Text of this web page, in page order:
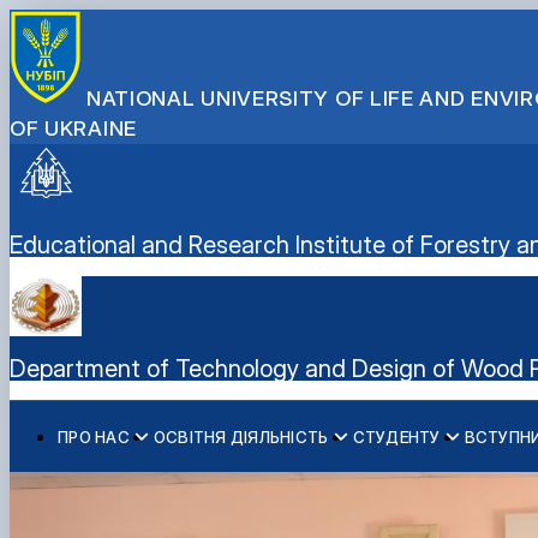
NATIONAL UNIVERSITY OF LIFE AND
OF UKRAINE
Educational and Research Institute of Forestry
Department of Technology and Design of Wood
ПРО НАС
Історія кафедри
ОСВІТНЯ ДІЯЛЬНІСТЬ
Бакалавратура
СТУДЕНТУ
Розклад занять
Спеціальності/Освітні програми
Напрями наукових досліджень
Обговорення освітніх програм